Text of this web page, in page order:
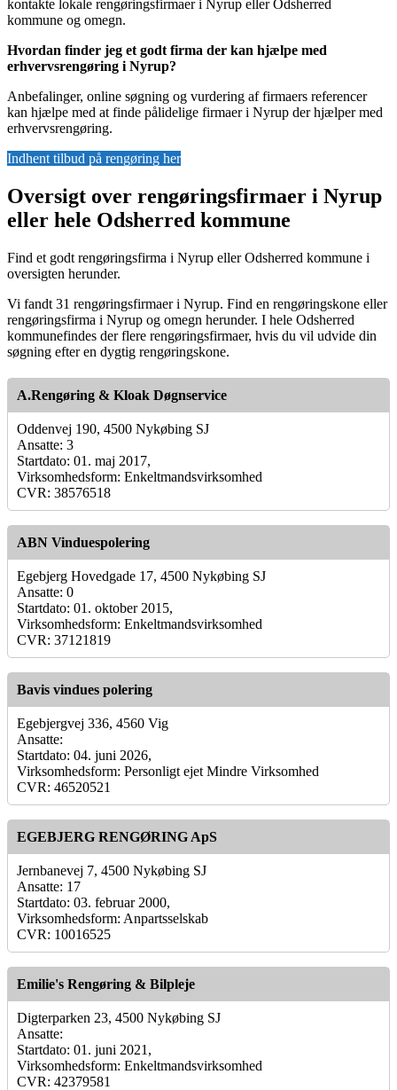
kontakte lokale rengøringsfirmaer i Nyrup eller Odsherred
kommune og omegn.
Hvordan finder jeg et godt firma der kan hjælpe med
erhvervsrengøring i Nyrup?
Anbefalinger, online søgning og vurdering af firmaers referencer
kan hjælpe med at finde pålidelige firmaer i Nyrup der hjælper med
erhvervsrengøring.
Indhent tilbud på rengøring her
Oversigt over rengøringsfirmaer i Nyrup
eller hele Odsherred kommune
Find et godt rengøringsfirma i Nyrup eller Odsherred kommune i
oversigten herunder.
Vi fandt 31 rengøringsfirmaer i Nyrup. Find en rengøringskone eller
rengøringsfirma i Nyrup og omegn herunder. I hele Odsherred
kommunefindes der flere rengøringsfirmaer, hvis du vil udvide din
søgning efter en dygtig rengøringskone.
A.Rengøring & Kloak Døgnservice
Oddenvej 190, 4500 Nykøbing SJ
Ansatte: 3
Startdato: 01. maj 2017,
Virksomhedsform: Enkeltmandsvirksomhed
CVR: 38576518
ABN Vinduespolering
Egebjerg Hovedgade 17, 4500 Nykøbing SJ
Ansatte: 0
Startdato: 01. oktober 2015,
Virksomhedsform: Enkeltmandsvirksomhed
CVR: 37121819
Bavis vindues polering
Egebjergvej 336, 4560 Vig
Ansatte:
Startdato: 04. juni 2026,
Virksomhedsform: Personligt ejet Mindre Virksomhed
CVR: 46520521
EGEBJERG RENGØRING ApS
Jernbanevej 7, 4500 Nykøbing SJ
Ansatte: 17
Startdato: 03. februar 2000,
Virksomhedsform: Anpartsselskab
CVR: 10016525
Emilie's Rengøring & Bilpleje
Digterparken 23, 4500 Nykøbing SJ
Ansatte:
Startdato: 01. juni 2021,
Virksomhedsform: Enkeltmandsvirksomhed
CVR: 42379581